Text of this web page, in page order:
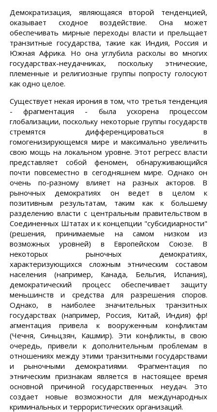
Демократизация, являющаяся второй тенденцией,
оказывает сходное воздействие. Она может
обеспечивать мирные переходы власти и прельщает
транзитные государства, такие как Индия, Россия и
Южная Африка. Но она углубила расколы во многих
государствах-неудачниках, поскольку этнические,
племенные и религиозные группы попросту голосуют
как одно целое.
Существует некая ирония в том, что третья тенденция
- фрагментация - была ускорена процессом
глобализации, поскольку некоторые группы государств
стремятся дифференцироваться в
гомогенизирующемся мире и максимально увеличить
свою мощь на локальном уровне. Этот регресс власти
представляет собой феномен, обнаруживающийся
почти повсеместно в сегодняшнем мире. Однако он
очень по-разному влияет на разных акторов. В
рыночных демократиях он ведет в целом к
позитивным результатам, таким как к большему
разделению власти с центральным правительством в
Соединенных Штатах и к концепции "субсидиарности"
(решения, принимаемые на самом низком из
возможных уровней) в Европейском Союзе. В
некоторых рыночных демократиях,
характеризующихся сложным этническим составом
населения (например, Канада, Бельгия, Испания),
демократический процесс обеспечивает защиту
меньшинств и средства для разрешения споров.
Однако, в наиболее значительных транзитных
государствах (например, Россия, Китай, Индия) фр!
агментация привела к вооруженным конфликтам
(Чечня, Синьцзян, Кашмир). Эти конфликты, в свою
очередь, привели к дополнительным проблемам в
отношениях между этими транзитными государствами
и рыночными демократиями. Фрагментация по
этническим признакам является в настоящее время
основной причиной государственных неудач. Это
создает новые возможности для международных
криминальных и террористических организаций.